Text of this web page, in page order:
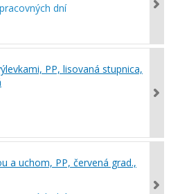
dní
PP, lisovaná stupnica,
a uchom, PP, červená grad.,